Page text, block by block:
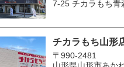
7-25 チカラもち青
チカラもち山形
〒990-2481
山形県山形市あか